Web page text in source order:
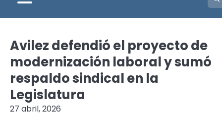
Avilez defendió el proyecto de
modernización laboral y sumó
respaldo sindical en la
Legislatura
27 abril, 2026